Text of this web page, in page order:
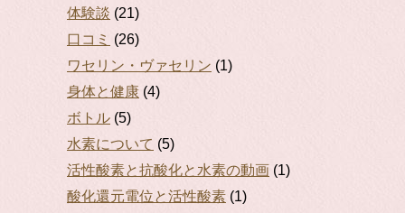
体験談 (21)
口コミ (26)
ワセリン・ヴァセリン (1)
身体と健康 (4)
ボトル (5)
水素について (5)
活性酸素と抗酸化と水素の動画 (1)
酸化還元電位と活性酸素 (1)